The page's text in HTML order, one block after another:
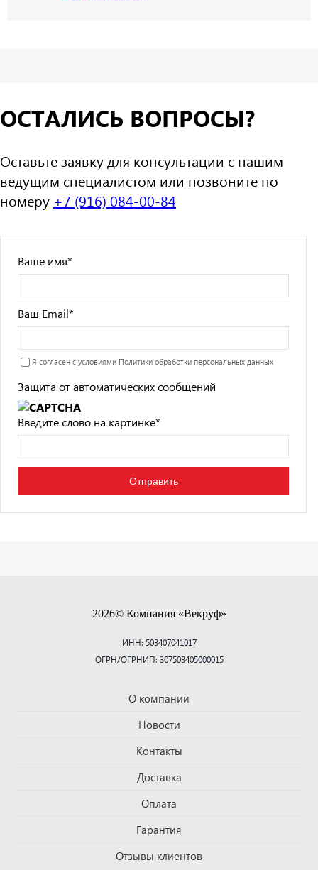
ОСТАЛИСЬ ВОПРОСЫ?
Оставьте заявку для консультации с нашим
ведущим специалистом или позвоните по
номеру +7 (916) 084-00-84
Ваше имя*
Ваш Email*
Я согласен с условиями Политики обработки персональных данных
Защита от автоматических сообщений
Введите слово на картинке*
2026© Компания «Векруф»
ИНН: 503407041017
ОГРН/ОГРНИП: 307503405000015
О компании
Новости
Контакты
Доставка
Оплата
Гарантия
Отзывы клиентов